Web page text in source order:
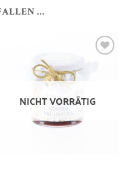
…
Wunschliste
hinzufügen
NICHT VORRÄTIG